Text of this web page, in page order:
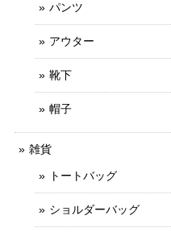
パンツ
アウター
靴下
帽子
雑貨
トートバッグ
ショルダーバッグ